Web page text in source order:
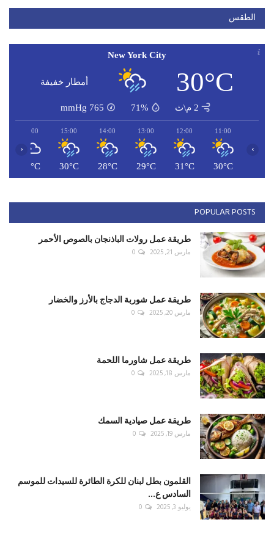
الطقس
New York City
30°C أمطار خفيفة
2 م\ث 71%
765
mmHg
11:00
30°C
12:00
31°C
13:00
29°C
14:00
28°C
15:00
30°C
16:00
29°C
‹ ›
POPULAR POSTS
طريقة عمل رولات الباذنجان بالصوص الأحمر
مارس 21, 2025 0
طريقة عمل شوربة الدجاج بالأرز والخضار
مارس 20, 2025 0
طريقة عمل شاورما اللحمة
مارس 18, 2025 0
طريقة عمل صيادية السمك
مارس 19, 2025 0
القلمون بطل لبنان للكرة الطائرة للسيدات للموسم
السادس ع...
يوليو 3, 2025 0